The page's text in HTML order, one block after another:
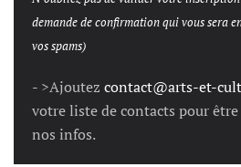
demande de confirmation qui vous sera
vos spams)
- >Ajoutez contact@arts-et-
votre liste de contacts pour
nos infos.